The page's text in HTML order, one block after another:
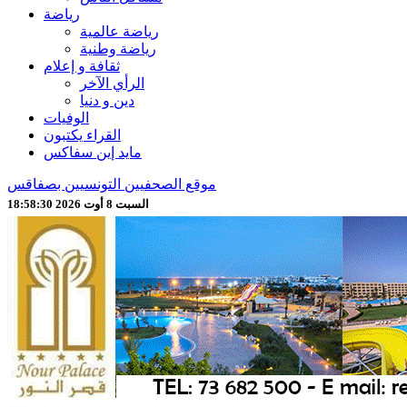
رياضة
رياضة عالمية
رياضة وطنية
ثقافة و إعلام
الرأي الآخر
دين و دنيا
الوفيات
القراء يكتبون
مايد إين سفاكس
موقع الصحفيين التونسيين بصفاقس
السبت 8 أوت 2026 18:58:32